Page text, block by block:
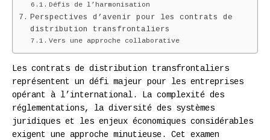
Défis de l’harmonisation
Perspectives d’avenir pour les contrats de
distribution transfrontaliers
Vers une approche collaborative
Les contrats de distribution transfrontaliers
représentent un défi majeur pour les entreprises
opérant à l’international. La complexité des
réglementations, la diversité des systèmes
juridiques et les enjeux économiques considérables
exigent une approche minutieuse. Cet examen